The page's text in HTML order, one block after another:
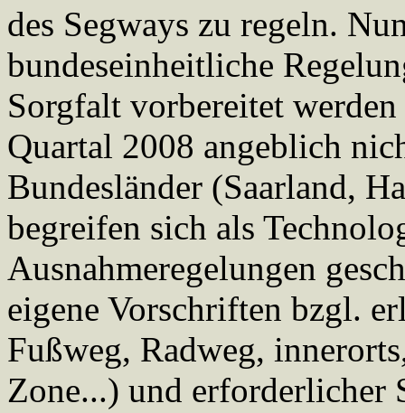
des Segways zu regeln.
bundeseinheitliche
Sorgfalt vorbereitet
Quartal 2008 angeblich
Bundesländer (Saarland,
begreifen sich als
Ausnahmeregelungen
eigene Vorschriften bzgl.
Fußweg, Radweg,
Zone...) und erforderlicher